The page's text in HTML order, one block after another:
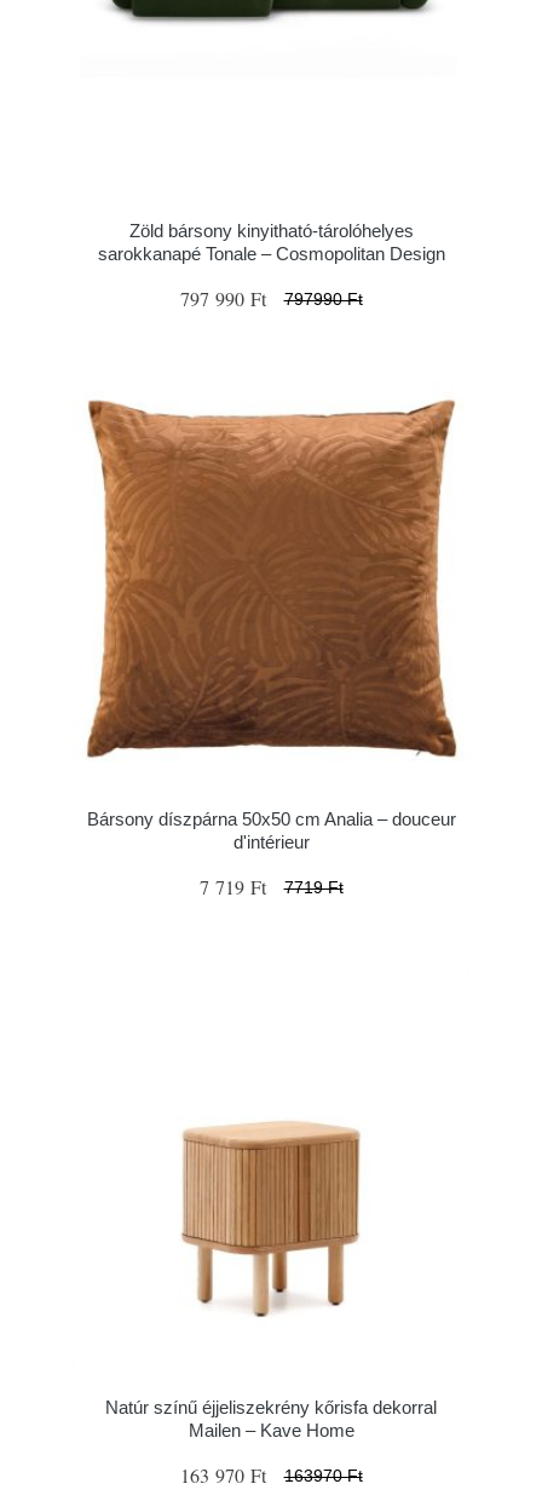
Zöld bársony kinyitható-tárolóhelyes
sarokkanapé Tonale – Cosmopolitan Design
797 990 Ft 797990 Ft
Bársony díszpárna 50x50 cm Analia – douceur
d'intérieur
7 719 Ft 7719 Ft
Natúr színű éjjeliszekrény kőrisfa dekorral
Mailen – Kave Home
163 970 Ft 163970 Ft